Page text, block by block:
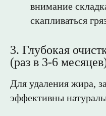
внимание
скапливаться
3. Глубокая
(раз в 3-6
Для удаления жира,
эффективны